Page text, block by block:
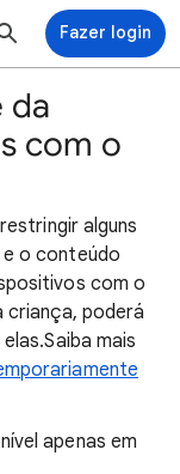
Fazer login
da
com o
alguns
o conteúdo
com o
criança, poderá
mais
apenas em